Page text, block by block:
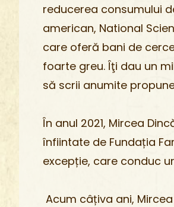
reducerea consumului
american, National
care oferă bani de
foarte greu. Îţi dau un
să scrii anumite
În anul 2021, Mircea
înfiintate de Fundația
excepție, care conduc
Acum câțiva ani,